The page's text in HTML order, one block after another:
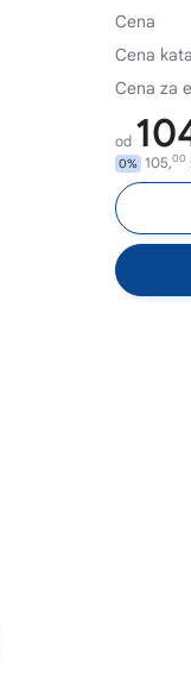
Cena
Cena
Cena za
od
0% 105,00